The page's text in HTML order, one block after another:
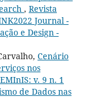
, Revista
Journal -
e Design -
Cenário
nos
v. 9 n. 1
de Dados nas